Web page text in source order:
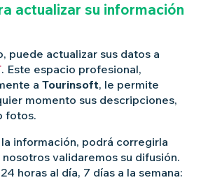
actualizar su información
puede actualizar sus datos a
. Este espacio profesional,
a Tourinsoft, le permite
momento sus descripciones,
fotos.
información, podrá corregirla
validaremos su difusión.
horas al día, 7 días a la semana: